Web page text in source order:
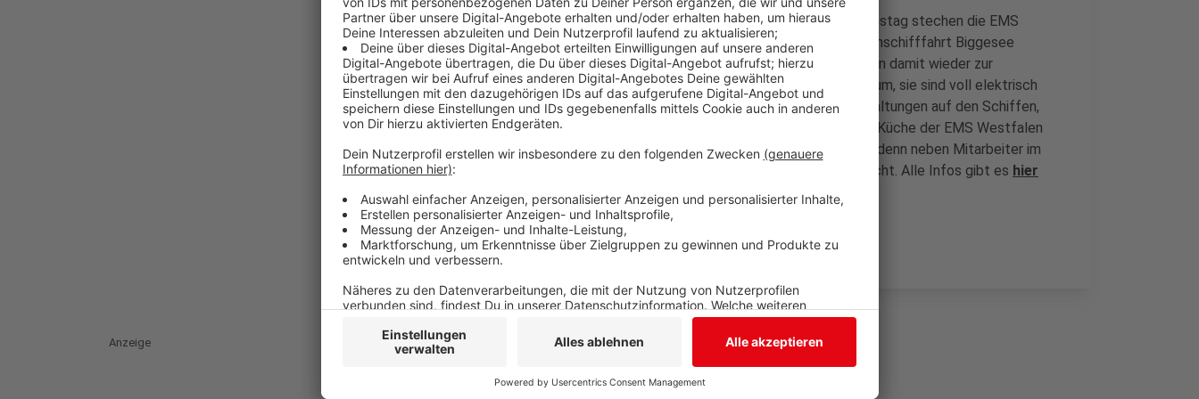
Kurz vor den Osterferien beginnt am Biggesee die Saison. Ab Samstag stechen die EMS
Westfalen und die EMS Bigge wieder in See. Das hat die Personenschifffahrt Biggesee
mitgeteilt. Ab dem Wochenende gehören Schiffsglocken und Horn damit wieder zur
Geräuschkulisse am See. Die Boote selbst hört man allerdings kaum, sie sind voll elektrisch
unterwegs. Die Winterpause wurde nicht nur für einzelne Veranstaltungen auf den Schiffen,
sondern auch für bauliche Neuerungen genutzt. So wurde z.B. die Küche der EMS Westfalen
erneuert. Allerdings wird auch hier der Fachkräftemangel spürbar, denn neben Mitarbeiter im
Service werden auch Schiffsführer und Tourismuskaufleute gesucht. Alle Infos gibt es hier
Anzeige
Anzeige